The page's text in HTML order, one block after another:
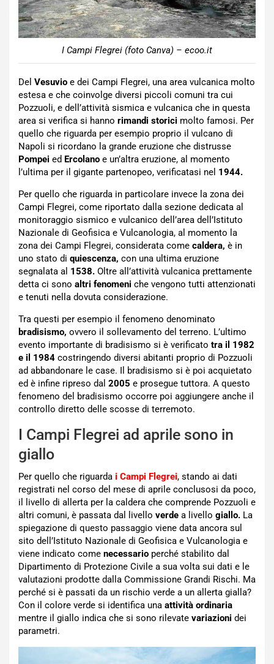
I Campi Flegrei (foto Canva) – ecoo.it
Del Vesuvio e dei Campi Flegrei, una area vulcanica molto
estesa e che coinvolge diversi piccoli comuni tra cui
Pozzuoli, e dell’attività sismica e vulcanica che in questa
area si verifica si hanno rimandi storici molto famosi. Per
quello che riguarda per esempio proprio il vulcano di
Napoli si ricordano la grande eruzione che distrusse
Pompei ed Ercolano e un’altra eruzione, al momento
l’ultima per il gigante partenopeo, verificatasi nel 1944.
Per quello che riguarda in particolare invece la zona dei
Campi Flegrei, come riportato dalla sezione dedicata al
monitoraggio sismico e vulcanico dell’area dell’Istituto
Nazionale di Geofisica e Vulcanologia, al momento la
zona dei Campi Flegrei, considerata come caldera, è in
uno stato di quiescenza, con una ultima eruzione
segnalata al 1538. Oltre all’attività vulcanica prettamente
detta ci sono altri fenomeni che vengono tutti attenzionati
e tenuti nella dovuta considerazione.
Tra questi per esempio il fenomeno denominato
bradisismo, ovvero il sollevamento del terreno. L’ultimo
evento importante di bradisismo si è verificato tra il 1982
e il 1984 costringendo diversi abitanti proprio di Pozzuoli
ad abbandonare le case. Il bradisismo si è poi acquietato
ed è infine ripreso dal 2005 e prosegue tuttora. A questo
fenomeno del bradisismo occorre poi aggiungere anche il
controllo diretto delle scosse di terremoto.
I Campi Flegrei ad aprile sono in
giallo
Per quello che riguarda i Campi Flegrei, stando ai dati
registrati nel corso del mese di aprile conclusosi da poco,
il livello di allerta per la caldera che comprende Pozzuoli e
altri comuni, è passata dal livello verde a livello giallo. La
spiegazione di questo passaggio viene data ancora sul
sito dell’Istituto Nazionale di Geofisica e Vulcanologia e
viene indicato come necessario perché stabilito dal
Dipartimento di Protezione Civile a sua volta sui dati e le
valutazioni prodotte dalla Commissione Grandi Rischi. Ma
perché si è passati da un rischio verde a un allerta gialla?
Con il colore verde si identifica una attività ordinaria
mentre il giallo indica che si sono rilevate variazioni dei
parametri.